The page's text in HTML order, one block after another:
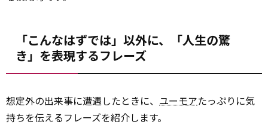
「こんなはずでは」以外に、「人生の驚
き」を表現するフレーズ
想定外の出来事に遭遇したときに、 ユーモアたっぷりに気
持ちを伝えるフレーズを紹介します。